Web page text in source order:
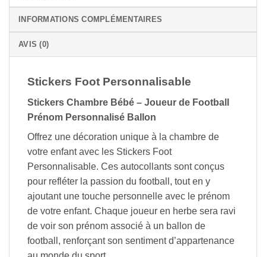
INFORMATIONS COMPLÉMENTAIRES
AVIS (0)
Stickers Foot Personnalisable
Stickers Chambre Bébé – Joueur de Football
Prénom Personnalisé Ballon
Offrez une décoration unique à la chambre de
votre enfant avec les Stickers Foot
Personnalisable. Ces autocollants sont conçus
pour refléter la passion du football, tout en y
ajoutant une touche personnelle avec le prénom
de votre enfant. Chaque joueur en herbe sera ravi
de voir son prénom associé à un ballon de
football, renforçant son sentiment d’appartenance